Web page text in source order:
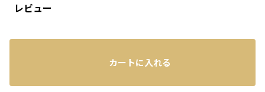
レビュー
カートに入れる